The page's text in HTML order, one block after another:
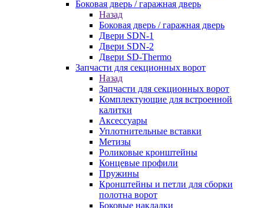
Боковая дверь / гаражная дверь
Назад
Боковая дверь / гаражная дверь
Двери SDN-1
Двери SDN-2
Двери SD-Thermo
Запчасти для секционных ворот
Назад
Запчасти для секционных ворот
Комплектующие для встроенной
калитки
Аксессуары
Уплотнительные вставки
Метизы
Роликовые кронштейны
Концевые профили
Пружины
Кронштейны и петли для сборки
полотна ворот
Боковые накладки